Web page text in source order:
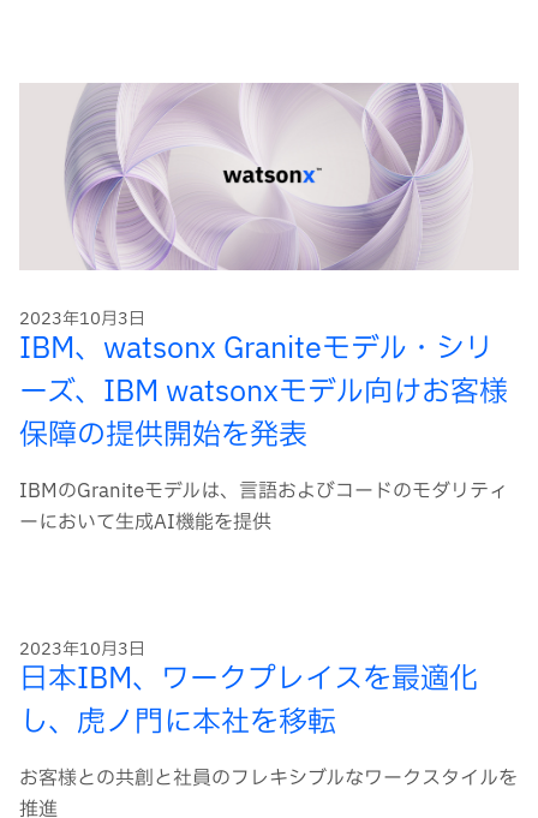
2023年10月3日
IBM、watsonx Graniteモデル・シリ
ーズ、IBM watsonxモデル向けお客様
保障の提供開始を発表
IBMのGraniteモデルは、言語およびコードのモダリティ
ーにおいて生成AI機能を提供
2023年10月3日
日本IBM、ワークプレイスを最適化
し、虎ノ門に本社を移転
お客様との共創と社員のフレキシブルなワークスタイルを
推進